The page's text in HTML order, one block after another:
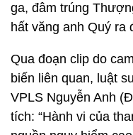
ga, đâm trúng
hất văng anh Quý ra
Qua đoạn clip do
biến liên quan, luật
VPLS Nguyễn Anh
tích: “Hành vi của